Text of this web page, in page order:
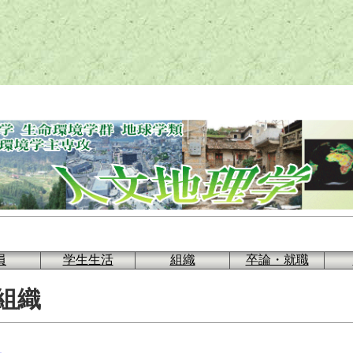
学生生活 組織 卒論・就職
織